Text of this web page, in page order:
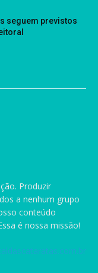
seguem previstos
Produzir
a nenhum grupo
conteúdo
é nossa missão!